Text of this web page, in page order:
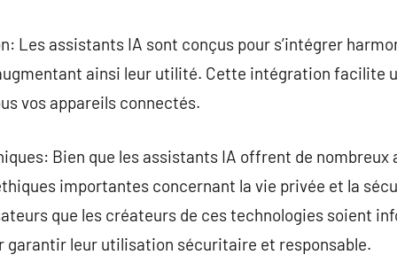
Les assistants IA sont conçus pour s’intégrer
ainsi leur utilité. Cette intégration facilite
vos appareils connectés.
Bien que les assistants IA offrent de nombreux
importantes concernant la vie privée et la
que les créateurs de ces technologies soient
garantir leur utilisation sécuritaire et responsable.